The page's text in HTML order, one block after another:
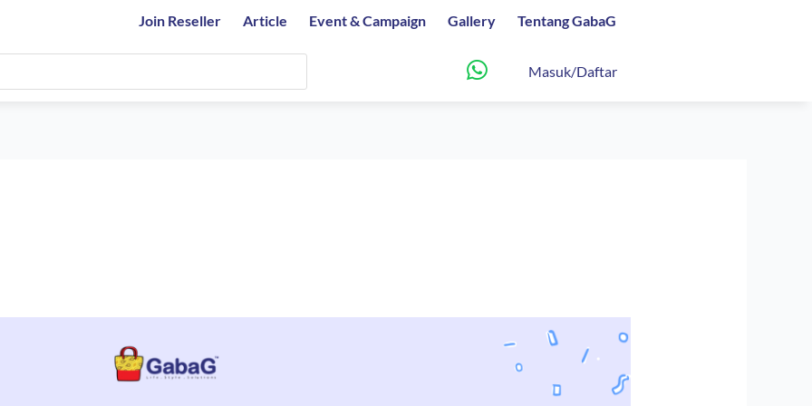
Join Reseller Article Event & Campaign Gallery Tentang GabaG
Masuk/Daftar